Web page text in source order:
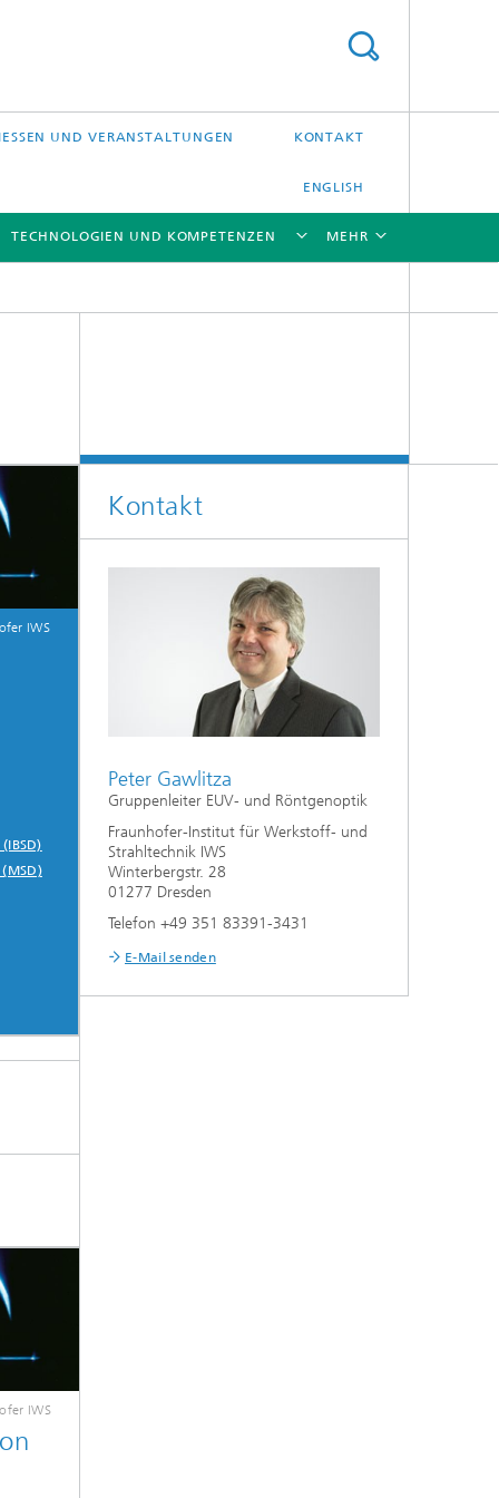
UND VERANSTALTUNGEN KONTAKT
ENGLISH
TECHNOLOGIEN UND KOMPETENZEN
Laserschweißen
Kleben und Faserverbundtechnik
High-Speed-Laserbearbeitung
Laserschneiden
MEHR
IWS
IWS
Kontakt
Peter Gawlitza
Gruppenleiter EUV- und Röntgenoptik
Fraunhofer-Institut für Werkstoff- und
Strahltechnik IWS
Winterbergstr. 28
01277 Dresden
Telefon +49 351 83391-3431
E-Mail senden